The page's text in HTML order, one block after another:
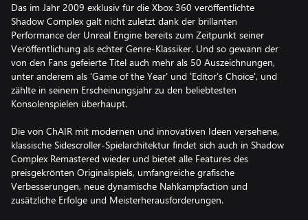
Das im Jahr 2009 exklusiv für die Xbox 360 veröffentlichte
Shadow Complex galt nicht zuletzt dank der brillanten
Performance der Unreal Engine bereits zum Zeitpunkt seiner
Veröffentlichung als echter Genre-Klassiker. Und so gewann der
von den Fans gefeierte Titel auch mehr als 50 Auszeichnungen,
unter anderem als 'Game of the Year' und 'Editor’s Choice', und
zählte in seinem Erscheinungsjahr zu den beliebtesten
Konsolenspielen überhaupt.
Die von ChAIR mit modernen und innovativen Ideen versehene,
klassische Sidescroller-Spielarchitektur findet sich auch in Shadow
Complex Remastered wieder und bietet alle Features des
preisgekrönten Originalspiels, umfangreiche grafische
Verbesserungen, neue dynamische Nahkampfaction und
zusätzliche Erfolge und Meisterherausforderungen.